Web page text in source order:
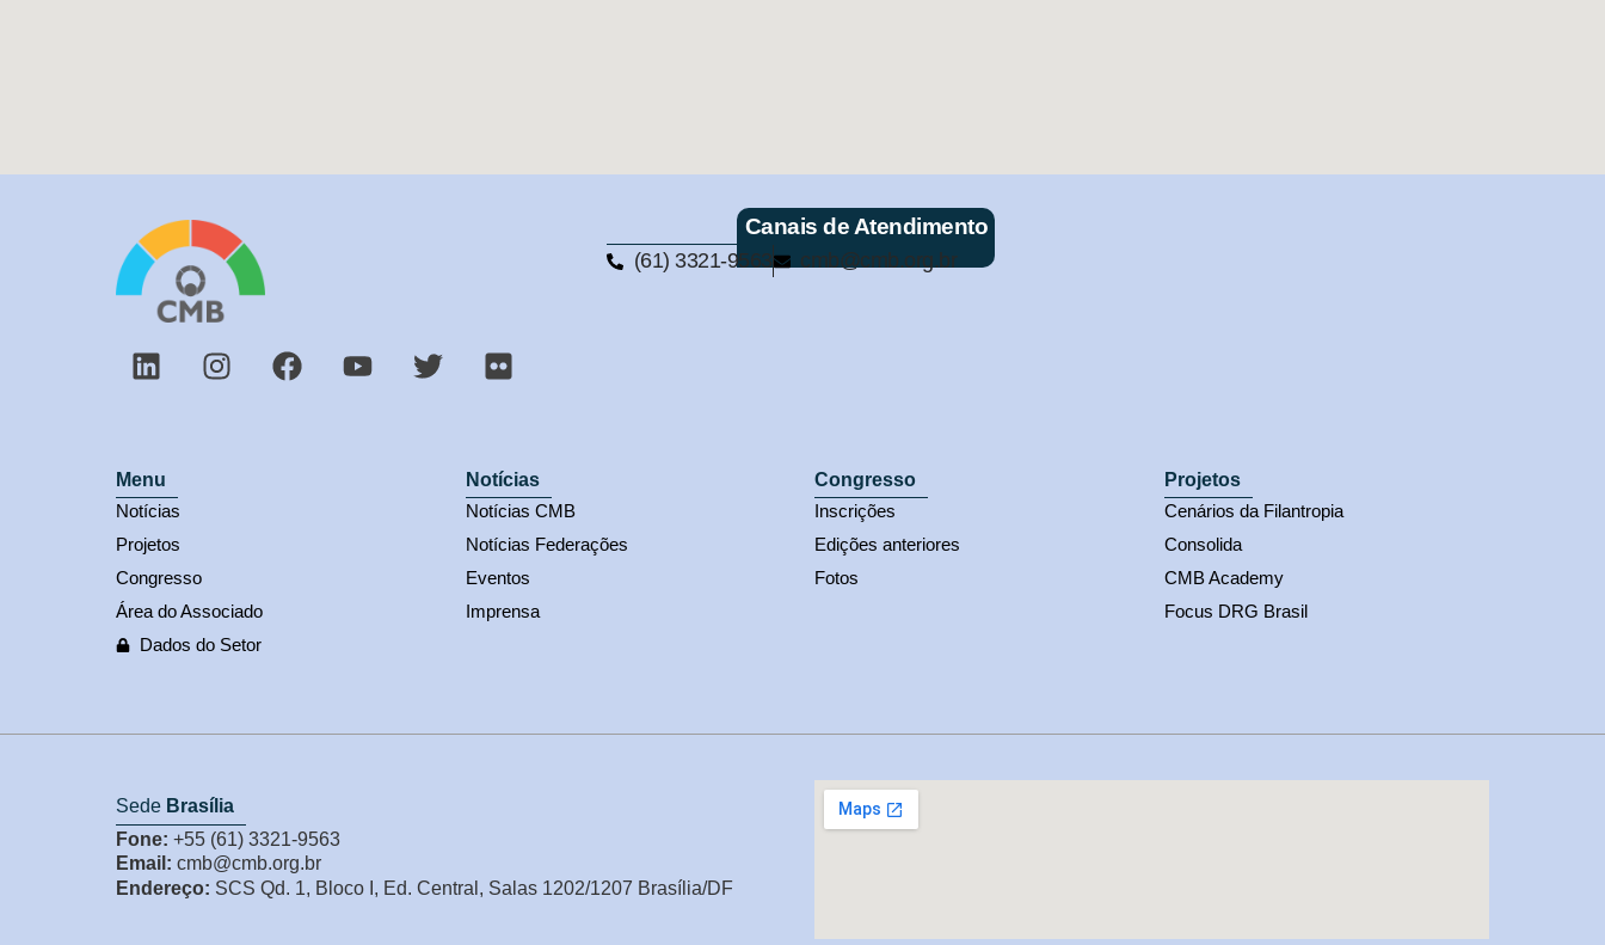
Canais de Atendimento
(61) 3321-9563 cmb@cmb.org.br
Menu
Notícias
Projetos
Congresso
Área do Associado
Dados do Setor
Notícias
Notícias CMB
Notícias Federações
Eventos
Imprensa
Congresso
Inscrições
Edições anteriores
Fotos
Projetos
Cenários da Filantropia
Consolida
CMB Academy
Focus DRG Brasil
Sede Brasília
Fone: +55 (61) 3321-9563
Email: cmb@cmb.org.br
Endereço: SCS Qd. 1, Bloco I, Ed. Central, Salas 1202/1207 Brasília/DF